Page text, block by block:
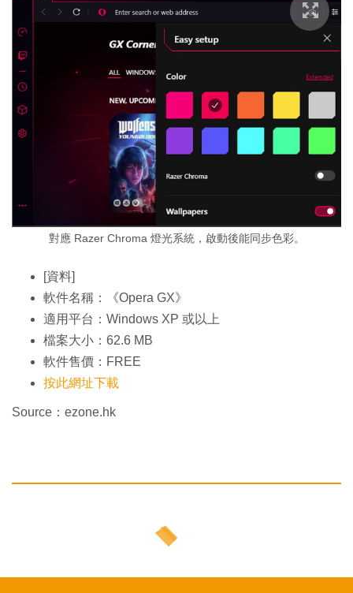
對應 Razer Chroma 燈光系統，啟動後能同步色彩。
[資料]
軟件名稱：《Opera GX》
適用平台：Windows XP 或以上
檔案大小：62.6 MB
軟件售價：FREE
按此網址下載
Source：ezone.hk